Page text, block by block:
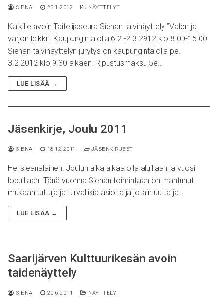
SIENA 25.1.2012 NÄYTTELYT
Kaikille avoin Taitelijaseura Sienan talvinäyttely ”Valon ja
varjon leikki”. Kaupungintalolla 6.2.-2.3.2912 klo 8.00-15.00
Sienan talvinäyttelyn jurytys on kaupungintalolla pe.
3.2.2012 klo 9.30 alkaen. Ripustusmaksu 5e…
LUE LISÄÄ →
Jäsenkirje, Joulu 2011
SIENA 18.12.2011 JÄSENKIRJEET
Hei sieanalainen! Joulun aika alkaa olla aluillaan ja vuosi
lopuillaan. Tänä vuonna Sienan toimintaan on mahtunut
mukaan tuttuja ja turvallisia asioita ja jotain uutta ja…
LUE LISÄÄ →
Saarijärven Kulttuurikesän avoin
taidenäyttely
SIENA 20.6.2011 NÄYTTELYT